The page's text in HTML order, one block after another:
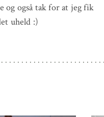
også tak for at jeg fik
uheld :)